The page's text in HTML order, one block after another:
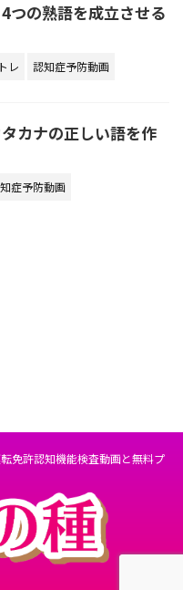
4つの熟語を成立させる
レ 認知症予防動画
タカナの正しい語を作
症予防動画
免許認知機能検査動画と無料プ